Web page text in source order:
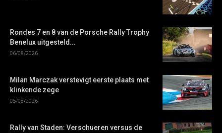
Rondes 7 en 8 van de Porsche Rally Trophy
Benelux uitgesteld...
06/08/2026
Milan Marczak verstevigt eerste plaats met
klinkende zege
05/08/2026
Rally van Staden: Verschueren versus de